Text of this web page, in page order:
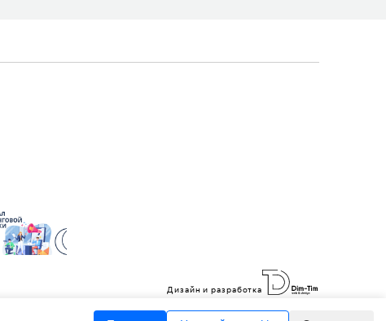
Дизайн и разработка